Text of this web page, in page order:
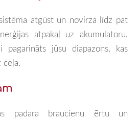
atgūst un novirza līdz pat
atpakaļ uz akumulatoru.
jūsu diapazons, kas
ceļa.
padara braucienu ērtu un